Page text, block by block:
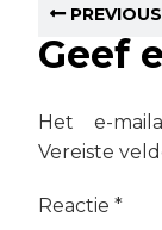
PREVIOUS
Geef
Het e-
Vereiste
Reactie *